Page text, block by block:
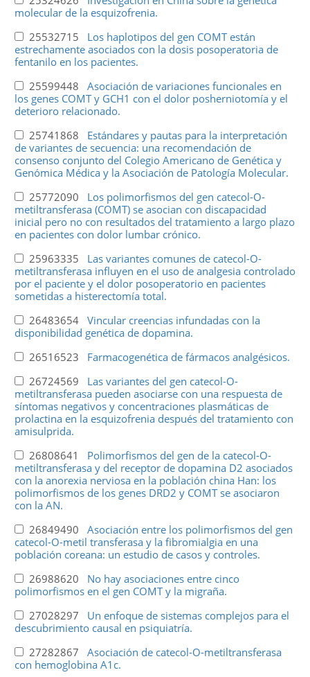
molecular de la esquizofrenia.
25532715 Los haplotipos del gen COMT están
estrechamente asociados con la dosis posoperatoria de
fentanilo en los pacientes.
25599448 Asociación de variaciones funcionales en
los genes COMT y GCH1 con el dolor posherniotomía y el
deterioro relacionado.
25741868 Estándares y pautas para la interpretación
de variantes de secuencia: una recomendación de
consenso conjunto del Colegio Americano de Genética y
Genómica Médica y la Asociación de Patología Molecular.
25772090 Los polimorfismos del gen catecol-O-
metiltransferasa (COMT) se asocian con discapacidad
inicial pero no con resultados del tratamiento a largo plazo
en pacientes con dolor lumbar crónico.
25963335 Las variantes comunes de catecol-O-
metiltransferasa influyen en el uso de analgesia controlado
por el paciente y el dolor posoperatorio en pacientes
sometidas a histerectomía total.
26483654 Vincular creencias infundadas con la
disponibilidad genética de dopamina.
26516523 Farmacogenética de fármacos analgésicos.
26724569 Las variantes del gen catecol-O-
metiltransferasa pueden asociarse con una respuesta de
síntomas negativos y concentraciones plasmáticas de
prolactina en la esquizofrenia después del tratamiento con
amisulprida.
26808641 Polimorfismos del gen de la catecol-O-
metiltransferasa y del receptor de dopamina D2 asociados
con la anorexia nerviosa en la población china Han: los
polimorfismos de los genes DRD2 y COMT se asociaron
con la AN.
26849490 Asociación entre los polimorfismos del gen
catecol-O-metil transferasa y la fibromialgia en una
población coreana: un estudio de casos y controles.
26988620 No hay asociaciones entre cinco
polimorfismos en el gen COMT y la migraña.
27028297 Un enfoque de sistemas complejos para el
descubrimiento causal en psiquiatría.
27282867 Asociación de catecol-O-metiltransferasa
con hemoglobina A1c.